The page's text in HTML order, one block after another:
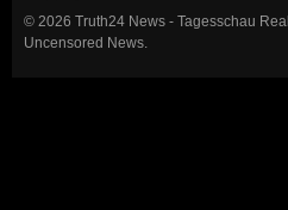
© 2026 Truth24 News - Tagesschau Real
Uncensored News.